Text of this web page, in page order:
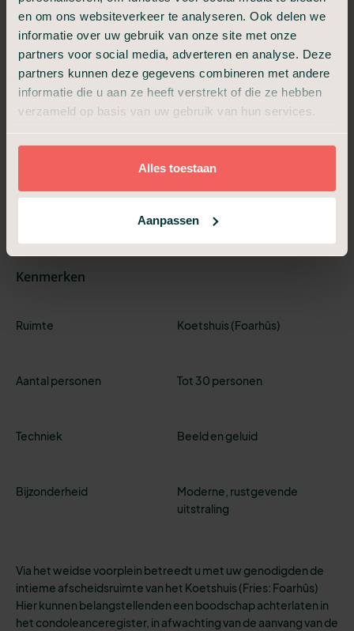
en om ons websiteverkeer te analyseren. Ook delen we
informatie over uw gebruik van onze site met onze
partners voor social media, adverteren en analyse. Deze
partners kunnen deze gegevens combineren met andere
informatie die u aan ze heeft verstrekt of die ze hebben
verzameld op basis van uw gebruik van hun services.
Alles toestaan
Aanpassen
Koetshuis (Foarhûs)
Kenmerken
Ruimte Koetshuis (Foarhûs)
Aantal personen Tot 30 personen
Techniek Beeld en geluid
Bijzonderheid
Moderne, rustgevende
uitstraling
Via het weidse voorplein betreedt u met uw genodigden de
intieme afscheidsruimte van het Koetshuis (Fries: Foarhûs)
Hier kunnen belangstellenden een boodschap achterlaten in
het condoleanceregister, in afwachting van de aanvang van de